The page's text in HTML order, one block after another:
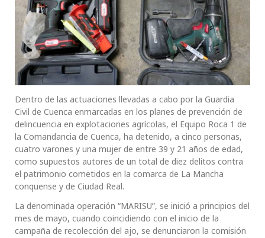
Dentro de las actuaciones llevadas a cabo por la Guardia
Civil de Cuenca enmarcadas en los planes de prevención de
delincuencia en explotaciones agrícolas, el Equipo Roca 1 de
la Comandancia de Cuenca, ha detenido, a cinco personas,
cuatro varones y una mujer de entre 39 y 21 años de edad,
como supuestos autores de un total de diez delitos contra
el patrimonio cometidos en la comarca de La Mancha
conquense y de Ciudad Real.
La denominada operación “MARISU”, se inició a principios del
mes de mayo, cuando coincidiendo con el inicio de la
campaña de recolección del ajo, se denunciaron la comisión